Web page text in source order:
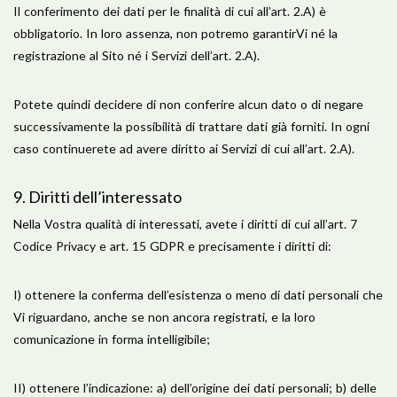
Il conferimento dei dati per le finalità di cui all’art. 2.A) è
obbligatorio. In loro assenza, non potremo garantirVi né la
registrazione al Sito né i Servizi dell’art. 2.A).
Potete quindi decidere di non conferire alcun dato o di negare
successivamente la possibilità di trattare dati già forniti. In ogni
caso continuerete ad avere diritto ai Servizi di cui all’art. 2.A).
​9. Diritti dell’interessato
Nella Vostra qualità di interessati, avete i diritti di cui all’art. 7
Codice Privacy e art. 15 GDPR e precisamente i diritti di:
I) ottenere la conferma dell’esistenza o meno di dati personali che
Vi riguardano, anche se non ancora registrati, e la loro
comunicazione in forma intelligibile;
II) ottenere l’indicazione: a) dell’origine dei dati personali; b) delle